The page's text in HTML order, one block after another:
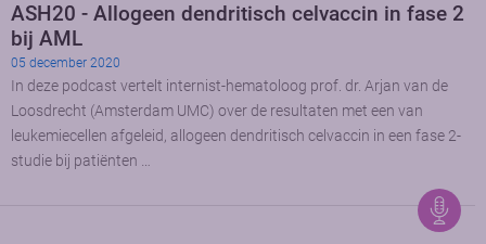
ASH20 - Allogeen dendritisch celvaccin in fase 2
bij AML
05 december 2020
In deze podcast vertelt internist-hematoloog prof. dr. Arjan van de
Loosdrecht (Amsterdam UMC) over de resultaten met een van
leukemiecellen afgeleid, allogeen dendritisch celvaccin in een fase 2-
studie bij patiënten …